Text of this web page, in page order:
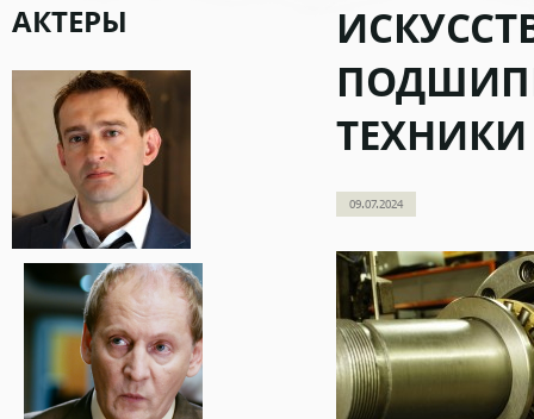
АКТЕРЫ
ТЕХНИКИ
09.07.2024